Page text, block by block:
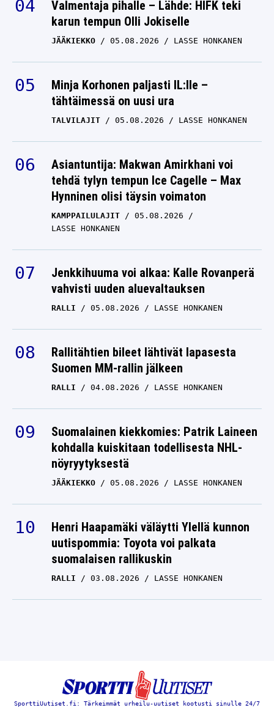
Valmentaja pihalle – Lähde: HIFK teki
karun tempun Olli Jokiselle
JÄÄKIEKKO 05.08.2026 LASSE HONKANEN
Minja Korhonen paljasti IL:lle –
tähtäimessä on uusi ura
TALVILAJIT 05.08.2026 LASSE HONKANEN
Asiantuntija: Makwan Amirkhani voi
tehdä tylyn tempun Ice Cagelle – Max
Hynninen olisi täysin voimaton
KAMPPAILULAJIT
05.08.2026
LASSE HONKANEN
Jenkkihuuma voi alkaa: Kalle Rovanperä
vahvisti uuden aluevaltauksen
RALLI 05.08.2026 LASSE HONKANEN
Rallitähtien bileet lähtivät lapasesta
Suomen MM-rallin jälkeen
RALLI 04.08.2026 LASSE HONKANEN
Suomalainen kiekkomies: Patrik Laineen
kohdalla kuiskitaan todellisesta NHL-
nöyryytyksestä
JÄÄKIEKKO 05.08.2026 LASSE HONKANEN
Henri Haapamäki väläytti Ylellä kunnon
uutispommia: Toyota voi palkata
suomalaisen rallikuskin
RALLI 03.08.2026 LASSE HONKANEN
SporttiUutiset.fi: Tärkeimmät urheilu-uutiset kootusti sinulle 24/7